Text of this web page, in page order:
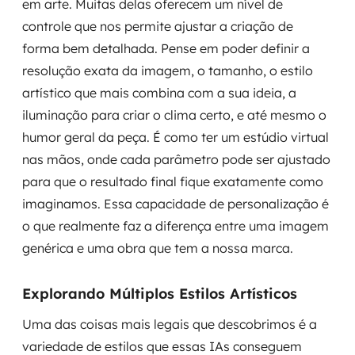
em arte. Muitas delas oferecem um nível de
controle que nos permite ajustar a criação de
forma bem detalhada. Pense em poder definir a
resolução exata da imagem, o tamanho, o estilo
artístico que mais combina com a sua ideia, a
iluminação para criar o clima certo, e até mesmo o
humor geral da peça. É como ter um estúdio virtual
nas mãos, onde cada parâmetro pode ser ajustado
para que o resultado final fique exatamente como
imaginamos. Essa capacidade de personalização é
o que realmente faz a diferença entre uma imagem
genérica e uma obra que tem a nossa marca.
Explorando Múltiplos Estilos Artísticos
Uma das coisas mais legais que descobrimos é a
variedade de estilos que essas IAs conseguem